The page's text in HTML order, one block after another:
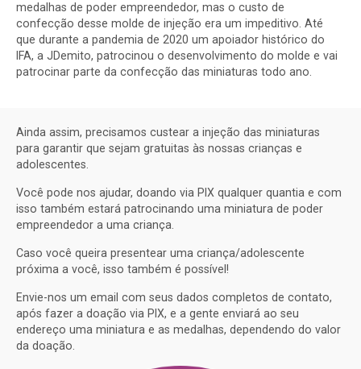
medalhas de poder empreendedor, mas o custo de
confecção desse molde de injeção era um impeditivo. Até
que durante a pandemia de 2020 um apoiador histórico do
IFA, a JDemito, patrocinou o desenvolvimento do molde e vai
patrocinar parte da confecção das miniaturas todo ano.
Ainda assim, precisamos custear a injeção das miniaturas
para garantir que sejam gratuitas às nossas crianças e
adolescentes.
Você pode nos ajudar, doando via PIX qualquer quantia e com
isso também estará patrocinando uma miniatura de poder
empreendedor a uma criança.
Caso você queira presentear uma criança/adolescente
próxima a você, isso também é possível!
Envie-nos um email com seus dados completos de contato,
após fazer a doação via PIX, e a gente enviará ao seu
endereço uma miniatura e as medalhas, dependendo do valor
da doação.